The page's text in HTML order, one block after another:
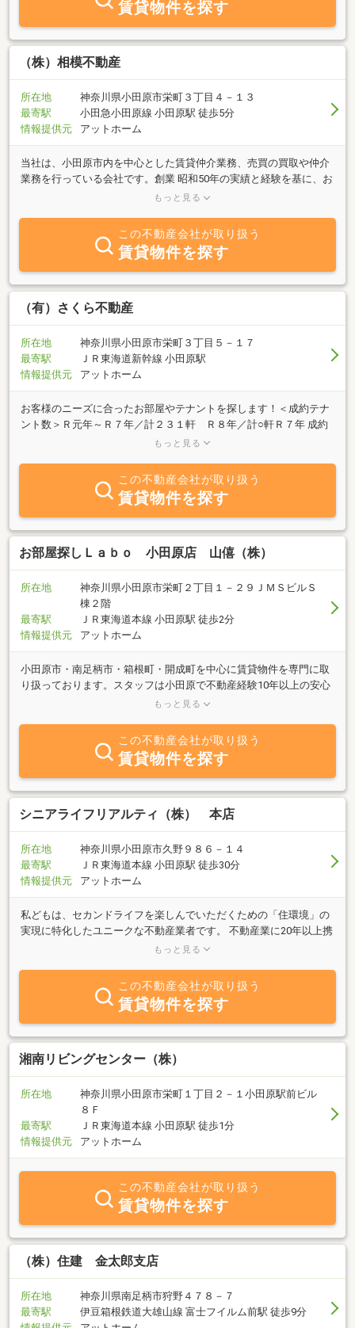
く、売買物件のご紹介やリノベーション工事も承っています。物件
探し、工事、ローンのご相談まで、お客さまのこれからの暮らしや
資金計画に合わせたご提案を目指しています。WEBサイトには、物
件情報のほか、これまでのリノベーション事例や小田原で楽しい暮
ぜひご覧ください。貸したい、売りたい方のご相談もお待ちしてお
ります。お客さまおひとりおひとりの小田原での暮らしを大切にす
る、旧三福不動産です。
賃貸物件を探す
（株）相模不動産
所在地
神奈川県小田原市栄町３丁目４－１３
最寄駅
小田急小田原線 小田原駅 徒歩5分
情報提供元
アットホーム
当社は、小田原市内を中心とした賃貸仲介業務、売買の買取や仲介
業務を行っている会社です。創業 昭和50年の実績と経験を基に、お
客様それぞれのニーズに合った物件をご紹介しております。老舗な
対応させて頂きますので、お気軽にお問い合わせ下さい。心よりお
待ちしております。
もっと見る
この不動産会社が取り扱う
賃貸物件を探す
（有）さくら不動産
所在地
神奈川県小田原市栄町３丁目５－１７
最寄駅
ＪＲ東海道新幹線 小田原駅
情報提供元
アットホーム
お客様のニーズに合ったお部屋やテナントを探します！＜成約テナ
ント数＞Ｒ元年～Ｒ７年／計２３１軒 Ｒ８年／計○軒Ｒ７年 成約
テナント（１２月まで）カフェ＆Bar１軒、事務所（食品販売、介
軒、買取専門店２軒、建築会社の喫煙所１軒、倉庫（バイク部品）
１軒、スナック１軒、炉端焼き１軒、居酒屋１軒、Bar２軒、寮１
軒、喫茶店１軒、洗濯屋１軒、バイク倉庫１軒、就労継続支援１
軒、純喫茶店１軒、カレー屋１軒、ＮＴＴ１軒、民泊１軒、麻辣湯
専門店１軒、カフェ１軒、事務所兼喫茶店１軒 計３０軒 １２／
２８現在／成約予定「酵素風呂、福祉用具レンタル」Ｒ８年 成約テ
ンタル１軒、スナック６軒、洋食屋１軒、巻き爪店１軒、通信制高
校１軒、寮１軒、インド料理店１軒、まつエク１軒、買取専門店１
軒、和食料理屋１軒 計１８軒 ７／３１現在／成約予定「うどん
屋、就労支援事務所、ビールスタンド」
もっと見る
この不動産会社が取り扱う
賃貸物件を探す
お部屋探しＬａｂｏ 小田原店 山僖（株）
所在地
神奈川県小田原市栄町２丁目１－２９ＪＭＳビルＳ
棟２階
最寄駅
ＪＲ東海道本線 小田原駅 徒歩2分
情報提供元
アットホーム
小田原市・南足柄市・箱根町・開成町を中心に賃貸物件を専門に取
り扱っております。スタッフは小田原で不動産経験10年以上の安心
できるベテラン。【２度目のお引越しもお付き合いさせて頂けるよ
オーナー様から直接扱っている物件のご紹介はもちろん、初期費用
や治安、暮らしやすさなど分からないことは細かく丁寧にお伝えさ
せて頂きます。また、内見できないお部屋や、掲載されていないお
部屋でも詳細な部分までご説明させて頂きます。店内はゆとり有る
キッズスペースを確保。消毒、換気、ソーシャルディスタンスなど
コロナ対策もしっかり行っていますので安心のお部屋探しをご提供
もっと見る
この不動産会社が取り扱う
賃貸物件を探す
シニアライフリアルティ（株） 本店
所在地
神奈川県小田原市久野９８６－１４
最寄駅
ＪＲ東海道本線 小田原駅 徒歩30分
情報提供元
アットホーム
私どもは、セカンドライフを楽しんでいただくための「住環境」の
実現に特化したユニークな不動産業者です。 不動産業に20年以上携
わってきた経験を生かしつつ、税理士や司法書士、金融機関や行政
まいります。その上で皆さまのそれぞれの価値観に合った住まいを
見つけてまいります。具体的にはお住まいの売却や買取の他にリフ
ォームや住み替えのサポート、老後資金の見直しやリバースモーゲ
ージの活用、士業との連携による相談対策もいたします。 「何をし
てよいかわからない」状態でのご相談も大歓迎です。ひとつずつ、
モヤモヤした不安が何かを探し出すところからサポートさせていた
かに楽しむ「セカンドライフ」の実現のために真摯に歩み続けてま
もっと見る
この不動産会社が取り扱う
賃貸物件を探す
湘南リビングセンター（株）
所在地
神奈川県小田原市栄町１丁目２－１小田原駅前ビル
８Ｆ
最寄駅
ＪＲ東海道本線 小田原駅 徒歩1分
情報提供元
アットホーム
この不動産会社が取り扱う
賃貸物件を探す
（株）住建 金太郎支店
所在地
神奈川県南足柄市狩野４７８－７
最寄駅
伊豆箱根鉄道大雄山線 富士フイルム前駅 徒歩9分